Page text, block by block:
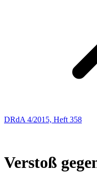
DRdA 4/2015, Heft 358
Verstoß